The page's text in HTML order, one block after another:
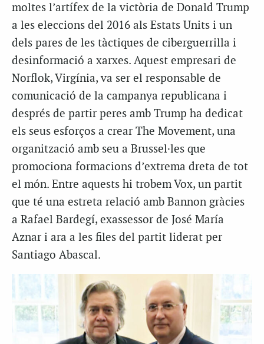
moltes l’artífex de la victòria de Donald Trump
a les eleccions del 2016 als Estats Units i un
dels pares de les tàctiques de ciberguerrilla i
desinformació a xarxes. Aquest empresari de
Norflok, Virgínia, va ser el responsable de
comunicació de la campanya republicana i
després de partir peres amb Trump ha dedicat
els seus esforços a crear The Movement, una
organització amb seu a Brussel·les que
promociona formacions d’extrema dreta de tot
el món. Entre aquests hi trobem Vox, un partit
que té una estreta relació amb Bannon gràcies
a Rafael Bardegí, exassessor de José María
Aznar i ara a les files del partit liderat per
Santiago Abascal.